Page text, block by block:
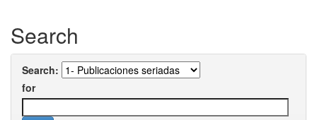
Search
Search:
for